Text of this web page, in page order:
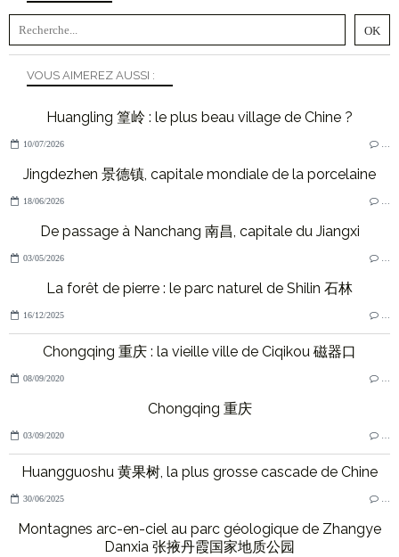
VOUS AIMEREZ AUSSI :
Huangling 篁岭 : le plus beau village de Chine ?
10/07/2026
Jingdezhen 景德镇, capitale mondiale de la porcelaine
18/06/2026
De passage à Nanchang 南昌, capitale du Jiangxi
03/05/2026
La forêt de pierre : le parc naturel de Shilin 石林
16/12/2025
Chongqing 重庆 : la vieille ville de Ciqikou 磁器口
08/09/2020
Chongqing 重庆
03/09/2020
Huangguoshu 黄果树, la plus grosse cascade de Chine
30/06/2025
Montagnes arc-en-ciel au parc géologique de Zhangye
Danxia 张掖丹霞国家地质公园